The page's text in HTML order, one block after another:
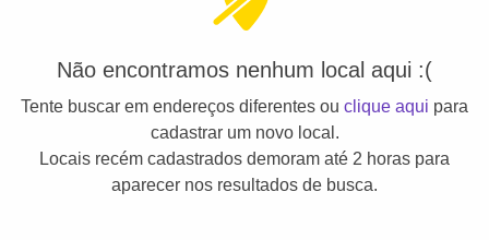
Não encontramos nenhum local aqui :(
Tente buscar em endereços diferentes ou clique aqui para
cadastrar um novo local.
Locais recém cadastrados demoram até 2 horas para
aparecer nos resultados de busca.